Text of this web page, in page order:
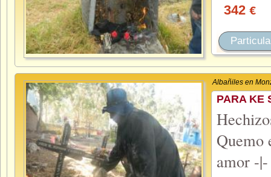
342 €
Albañiles en
PARA KE
Quemo
amor -